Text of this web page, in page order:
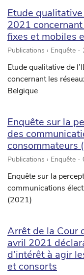
Etude
2021
fixes et mobiles
Publications › Enquête -
Etude qualitative de
concernant les
Belgique
Enquête sur la
des
consommateurs
Publications › Enquête -
Enquête sur la
communications
(2021)
Arrêt de la Cour
avril 2021
d’intérêt à agir
et consorts